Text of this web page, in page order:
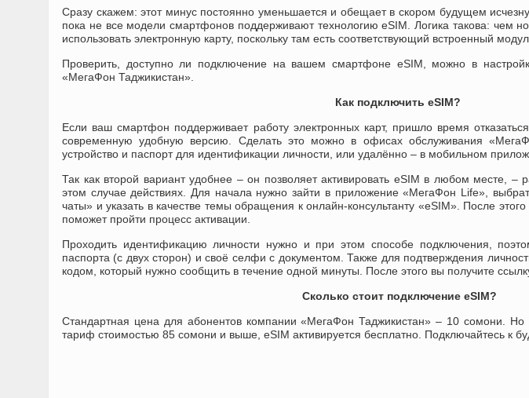
Сразу скажем: этот минус постоянно уменьшается и обещает в скором будущем
пока не все модели смартфонов поддерживают технологию eSIM. Логика такова: чем
использовать электронную карту, поскольку там есть соответствующий встроенный
Проверить, доступно ли подключение на вашем смартфоне eSIM, можно в
«МегаФон Таджикистан».
Как подключить eSIM?
Если ваш смартфон поддерживает работу электронных карт, пришло время
современную удобную версию. Сделать это можно в офисах обслуживания
устройство и паспорт для идентификации личности, или удалённо – в мобильном
Так как второй вариант удобнее – он позволяет активировать eSIM в любом месте,
этом случае действиях. Для начала нужно зайти в приложение «МегаФон Life»,
чаты» и указать в качестве темы обращения к онлайн-консультанту «eSIM». После
поможет пройти процесс активации.
Проходить идентификацию личности нужно и при этом способе подключения,
паспорта (с двух сторон) и своё селфи с документом. Также для подтверждения
кодом, который нужно сообщить в течение одной минуты. После этого вы получите
Сколько стоит подключение eSIM?
Стандартная цена для абонентов компании «МегаФон Таджикистан» – 10 сомони.
тариф стоимостью 85 сомони и выше, eSIM активируется бесплатно. Подключайтесь к